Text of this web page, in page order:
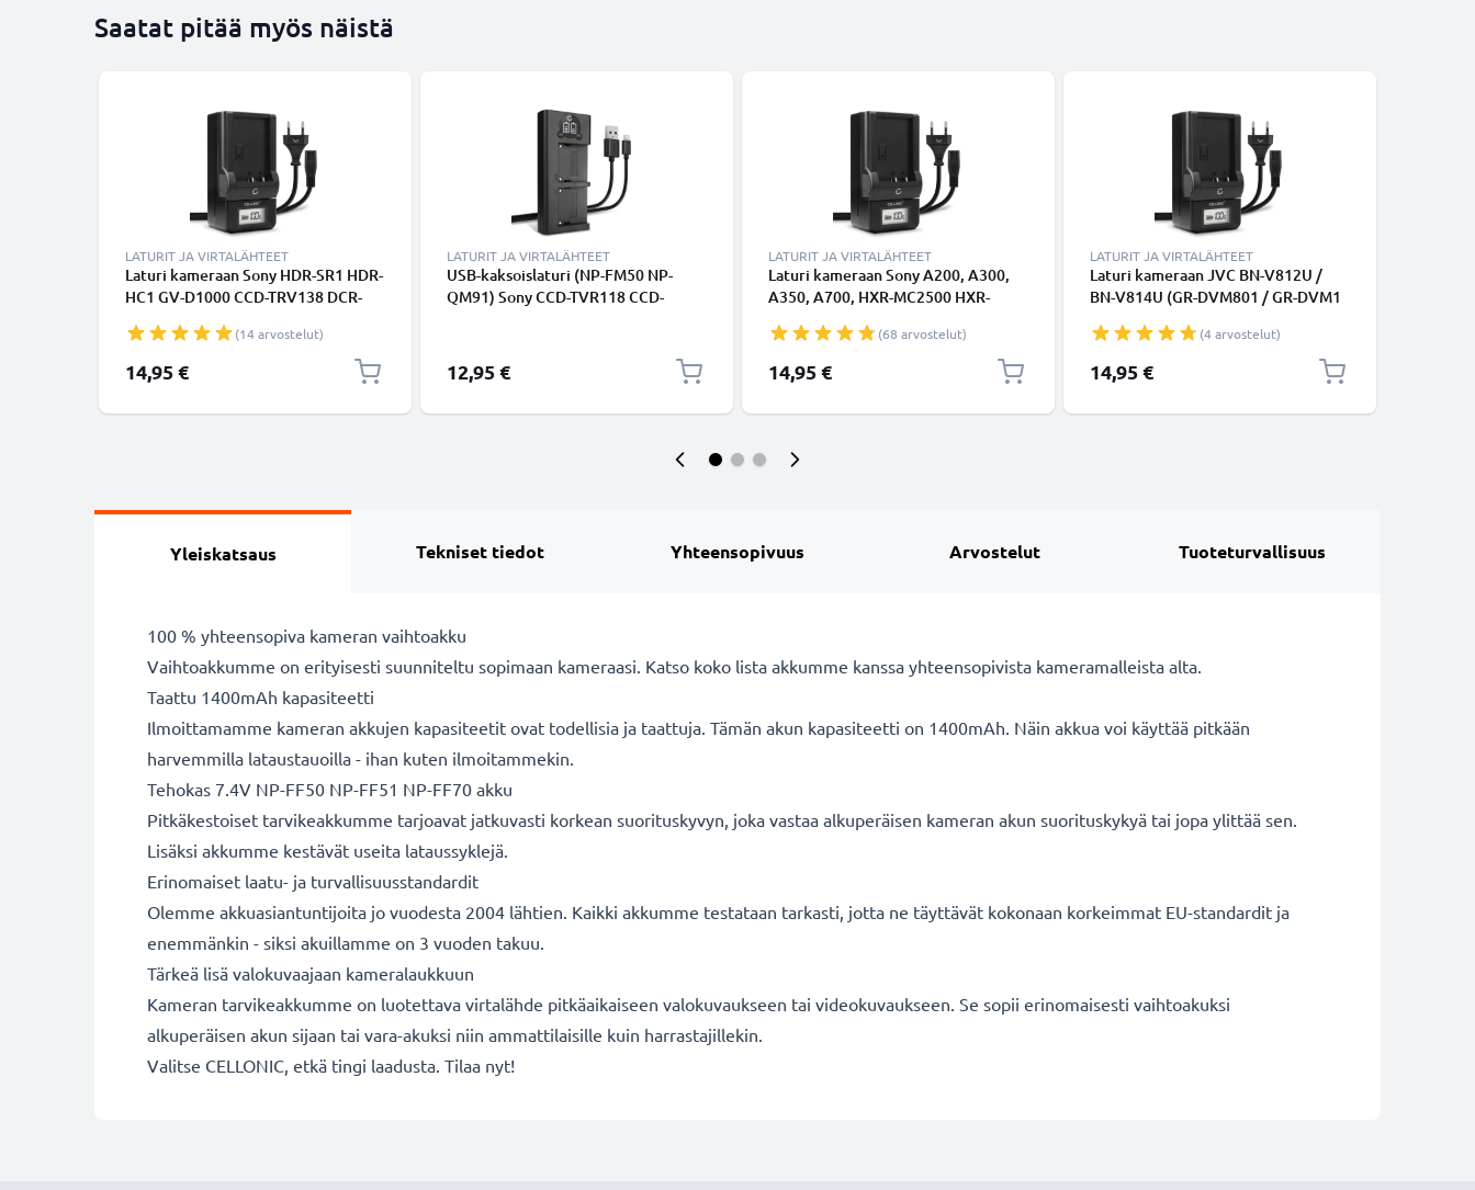
Saatat pitää myös näistä
LATURIT JA VIRTALÄHTEET
Laturi kameraan Sony HDR-SR1 HDR-
HC1 GV-D1000 CCD-TRV138 DCR-
kameran NP-FM50 FM30 FM55H
tarvikelaturi
(14 arvostelut)
14,95 €
LATURIT JA VIRTALÄHTEET
USB-kaksoislaturi (NP-FM50 NP-
QM91) Sony CCD-TVR118 CCD-
TRV460-laitteille + 1m USB Kaapeli
valmistajalta CELLONIC
12,95 €
LATURIT JA VIRTALÄHTEET
Laturi kameraan Sony A200, A300,
A350, A700, HXR-MC2500 HXR-
DSR-PD150 - kameran NP-F970 -F550
-F750 -F330 tarvikelaturi
(68 arvostelut)
14,95 €
LATURIT JA VIRTALÄHTEET
Laturi kameraan JVC BN-V812U /
BN-V814U (GR-DVM801 / GR-DVM1
tarvikelaturi
(4 arvostelut)
14,95 €
Yleiskatsaus Tekniset tiedot Yhteensopivuus Arvostelut Tuoteturvallisuus
100 % yhteensopiva kameran vaihtoakku
Vaihtoakkumme on erityisesti suunniteltu sopimaan kameraasi. Katso koko lista akkumme kanssa yhteensopivista kameramalleista alta.
Taattu 1400mAh kapasiteetti
Ilmoittamamme kameran akkujen kapasiteetit ovat todellisia ja taattuja. Tämän akun kapasiteetti on 1400mAh. Näin akkua voi käyttää pitkään
harvemmilla lataustauoilla - ihan kuten ilmoitammekin.
Tehokas 7.4V NP-FF50 NP-FF51 NP-FF70 akku
Pitkäkestoiset tarvikeakkumme tarjoavat jatkuvasti korkean suorituskyvyn, joka vastaa alkuperäisen kameran akun suorituskykyä tai jopa ylittää sen.
Lisäksi akkumme kestävät useita lataussyklejä.
Erinomaiset laatu- ja turvallisuusstandardit
Olemme akkuasiantuntijoita jo vuodesta 2004 lähtien. Kaikki akkumme testataan tarkasti, jotta ne täyttävät kokonaan korkeimmat EU-standardit ja
enemmänkin - siksi akuillamme on 3 vuoden takuu.
Tärkeä lisä valokuvaajaan kameralaukkuun
Kameran tarvikeakkumme on luotettava virtalähde pitkäaikaiseen valokuvaukseen tai videokuvaukseen. Se sopii erinomaisesti vaihtoakuksi
alkuperäisen akun sijaan tai vara-akuksi niin ammattilaisille kuin harrastajillekin.
Valitse CELLONIC, etkä tingi laadusta. Tilaa nyt!